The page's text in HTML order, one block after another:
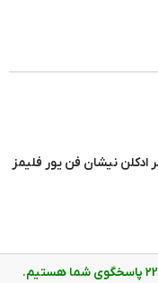
نیشان فن یور فلیمز